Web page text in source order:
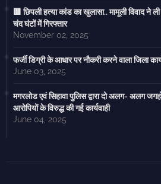
🟥 छिपली हत्या कांड का खुलासा.. मामूली विवाद ने
चंद घंटों में गिरफ्तार
November 02, 2025
फर्जी डिग्री के आधार पर नौकरी करने वाला जिला
June 03, 2025
मगरलोड एवं सिहावा पुलिस द्वारा दो अलग- अलग
आरोपियों के विरुद्ध की गई कार्यवाही
June 04, 2025